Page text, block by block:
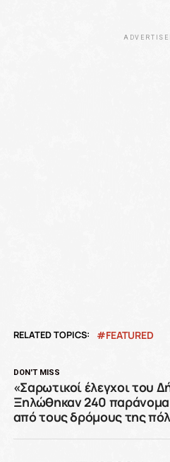
RELATED TOPICS: FEATURED
DON'T MISS
«Σαρωτικοί έλεγχοι του
Ξηλώθηκαν 240
από τους δρόμους της